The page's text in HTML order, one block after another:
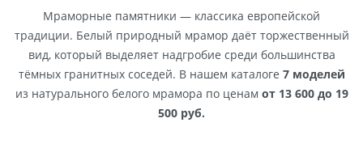
Мраморные памятники — классика европейской
традиции. Белый природный мрамор даёт торжественный
вид, который выделяет надгробие среди большинства
тёмных гранитных соседей. В нашем каталоге 7 моделей
из натурального белого мрамора по ценам от 13 600 до 19
500 руб.